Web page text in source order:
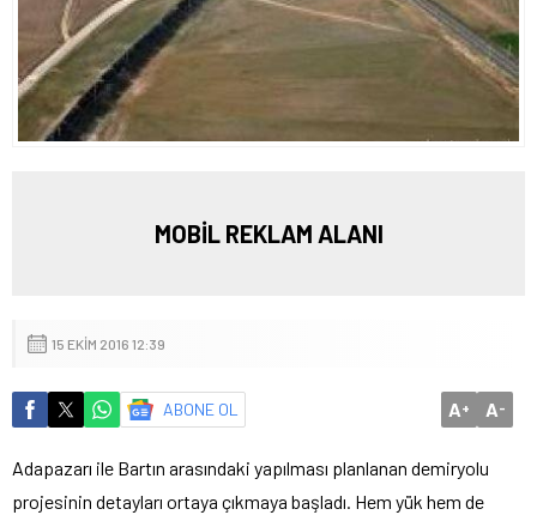
MOBİL REKLAM ALANI
15 EKIM 2016 12:39
ABONE OL A+ A-
Adapazarı ile Bartın arasındaki yapılması planlanan demiryolu
projesinin detayları ortaya çıkmaya başladı. Hem yük hem de